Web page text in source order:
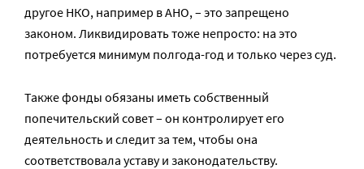
другое НКО, например в АНО, – это запрещено
законом. Ликвидировать тоже непросто: на это
потребуется минимум полгода-год и только через суд.
Также фонды обязаны иметь собственный
попечительский совет – он контролирует его
деятельность и следит за тем, чтобы она
соответствовала уставу и законодательству.